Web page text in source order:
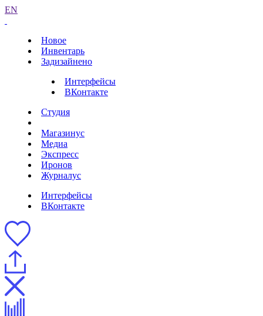
EN
Новое
Инвентарь
Задизайнено
Интерфейсы
ВКонтакте
Студия
Магазинус
Медиа
Экспресс
Иронов
Журналус
Интерфейсы
ВКонтакте